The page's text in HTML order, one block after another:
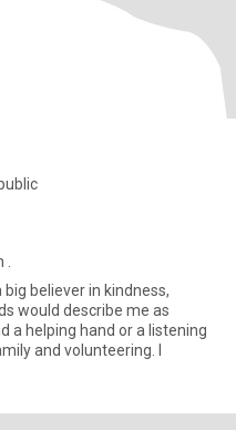
big believer in kindness,
would describe me as
a helping hand or a listening
and volunteering. I